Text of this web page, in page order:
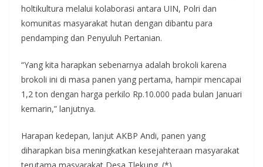
holtikultura melalui kolaborasi antara UIN, Polri dan
komunitas masyarakat hutan dengan dibantu para
pendamping dan Penyuluh Pertanian.
“Yang kita harapkan sebenarnya adalah brokoli karena
brokoli ini di masa panen yang pertama, hampir mencapai
1,2 ton dengan harga perkilo Rp.10.000 pada bulan Januari
kemarin,” lanjutnya.
Harapan kedepan, lanjut AKBP Andi, panen yang
diharapkan bisa meningkatkan kesejahteraan masyarakat
terutama masyarakat Desa Tlekung. (*)